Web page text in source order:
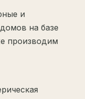
и
на базе
производим